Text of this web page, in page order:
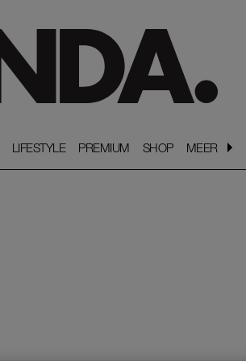
LIFESTYLE
LIFESTYLE PREMIUM
PREMIUM SHOP
SHOP MEER
MEER